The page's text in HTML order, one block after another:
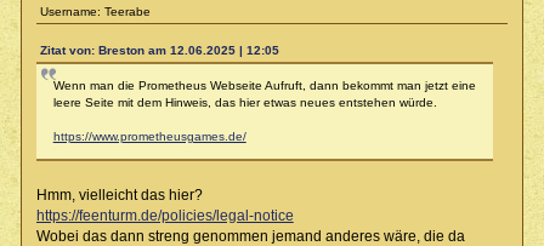
Username: Teerabe
Zitat von: Breston am 12.06.2025 | 12:05
Wenn man die Prometheus Webseite Aufruft, dann bekommt man jetzt eine
leere Seite mit dem Hinweis, das hier etwas neues entstehen würde.
https://www.prometheusgames.de/
Hmm, vielleicht das hier?
https://feenturm.de/policies/legal-notice
Wobei das dann streng genommen jemand anderes wäre, die da